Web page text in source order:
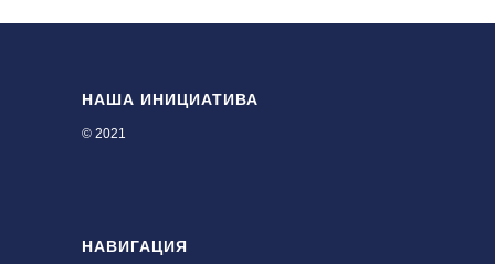
НАША ИНИЦИАТИВА
© 2021
НАВИГАЦИЯ